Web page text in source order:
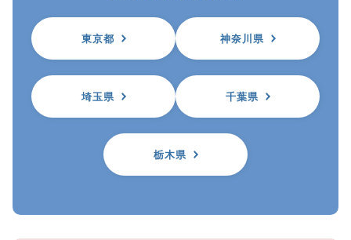
東京都 神奈川県
埼玉県 千葉県
栃木県